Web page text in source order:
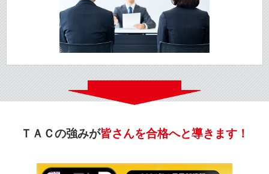
ＴＡＣの強みが皆さんを合格へと導きます！